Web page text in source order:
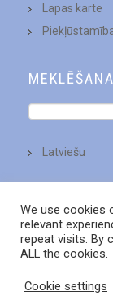
Lapas karte
MEKLĒŠANA
Latviešu
We use cookies
relevant
repeat visits. By
ALL the cookies.
Cookie settings